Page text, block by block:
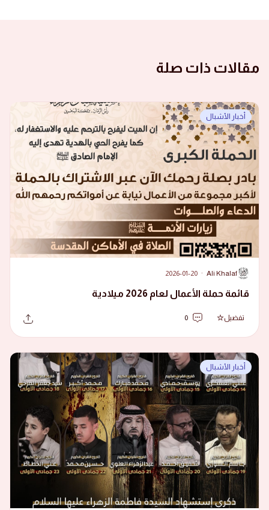
مقالات ذات صلة
أخبار الأشبال
A
Ali Khalaf
·
2026-01-20
قائمة حملة الأعمال لعام 2026 ميلادية
تفضيل 0
أخبار الأشبال